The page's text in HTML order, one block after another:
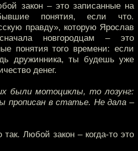
закон – это записанные на
понятия, если что.
правду», которую Ярослав
новгородцам – это
понятия того времени: если
дружинника, ты будешь уже
денег.
были мотоциклы, то лозунг:
прописан в статье. Не дала –
так. Любой закон – когда-то это